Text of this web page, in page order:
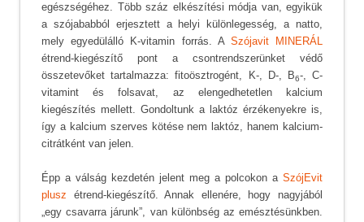
egészségéhez. Több száz elkészítési módja van, egyikük
a szójababból erjesztett a helyi különlegesség, a natto,
mely egyedülálló K-vitamin forrás. A Szójavit MINERÁL
étrend-kiegészítő pont a csontrendszerünket védő
összetevőket tartalmazza: fitoösztrogént, K-, D-, B6-, C-
vitamint és folsavat, az elengedhetetlen kalcium
kiegészítés mellett. Gondoltunk a laktóz érzékenyekre is,
így a kalcium szerves kötése nem laktóz, hanem kalcium-
citrátként van jelen.
Épp a válság kezdetén jelent meg a polcokon a SzójEvit
plusz étrend-kiegészítő. Annak ellenére, hogy nagyjából
„egy csavarra járunk”, van különbség az emésztésünkben.